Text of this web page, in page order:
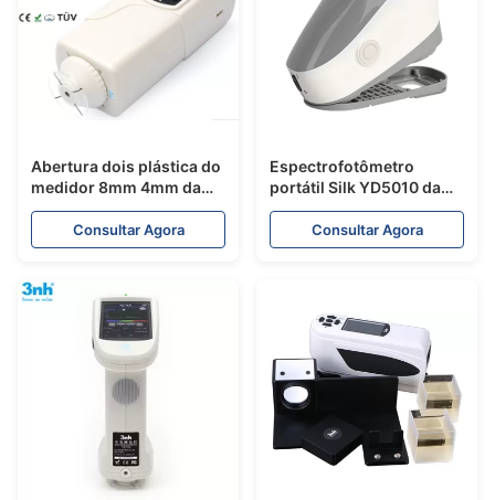
Abertura dois plástica do
medidor 8mm 4mm da
cor do colorímetro de
NR100 Silk
Consultar Agora
Espectrofotômetro
portátil Silk YD5010 da
esfera de Cmyk da cor de
PantoneConsultar Agora